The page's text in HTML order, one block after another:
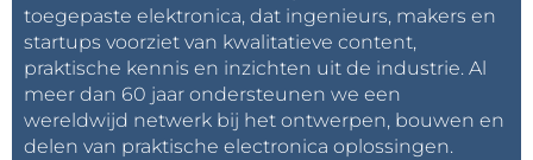
toegepaste elektronica, dat ingenieurs, makers en
startups voorziet van kwalitatieve content,
praktische kennis en inzichten uit de industrie. Al
meer dan 60 jaar ondersteunen we een
wereldwijd netwerk bij het ontwerpen, bouwen en
delen van praktische electronica oplossingen.